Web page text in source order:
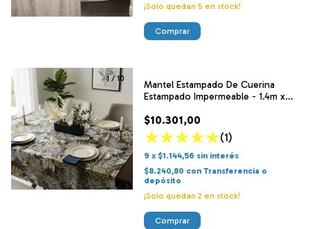
¡Solo quedan 5 en stock!
Comprar
1/10
Mantel Estampado De Cuerina
Estampado Impermeable - 1.4m x
$10.301,00
(1)
9 x $1.144,56 sin interés
$8.240,80 con Transferencia o
depósito
¡Solo quedan 2 en stock!
Comprar